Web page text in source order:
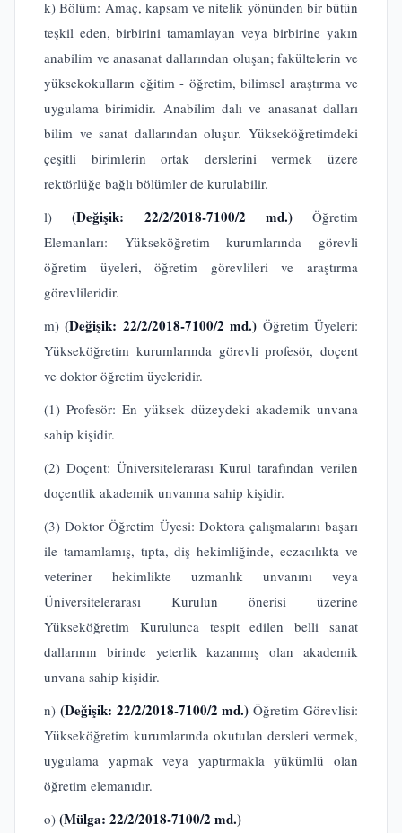
k) Bölüm: Amaç, kapsam ve nitelik yönünden bir bütün
teşkil eden, birbirini tamamlayan veya birbirine yakın
anabilim ve anasanat dallarından oluşan; fakültelerin ve
yüksekokulların eğitim - öğretim, bilimsel araştırma ve
uygulama birimidir. Anabilim dalı ve anasanat dalları
bilim ve sanat dallarından oluşur. Yükseköğretimdeki
çeşitli birimlerin ortak derslerini vermek üzere
rektörlüğe bağlı bölümler de kurulabilir.
l)(Değişik: 22/2/2018-7100/2 md.) Öğretim
Elemanları: Yükseköğretim kurumlarında görevli
öğretim üyeleri, öğretim görevlileri ve araştırma
görevlileridir.
m)(Değişik: 22/2/2018-7100/2 md.) Öğretim Üyeleri:
Yükseköğretim kurumlarında görevli profesör, doçent
ve doktor öğretim üyeleridir.
(1) Profesör: En yüksek düzeydeki akademik unvana
sahip kişidir.
(2) Doçent: Üniversitelerarası Kurul tarafından verilen
doçentlik akademik unvanına sahip kişidir.
(3) Doktor Öğretim Üyesi: Doktora çalışmalarını başarı
ile tamamlamış, tıpta, diş hekimliğinde, eczacılıkta ve
veteriner hekimlikte uzmanlık unvanını veya
Üniversitelerarası Kurulun önerisi üzerine
Yükseköğretim Kurulunca tespit edilen belli sanat
dallarının birinde yeterlik kazanmış olan akademik
unvana sahip kişidir.
n) (Değişik: 22/2/2018-7100/2 md.)Öğretim Görevlisi:
Yükseköğretim kurumlarında okutulan dersleri vermek,
uygulama yapmak veya yaptırmakla yükümlü olan
öğretim elemanıdır.
o) (Mülga: 22/2/2018-7100/2 md.)